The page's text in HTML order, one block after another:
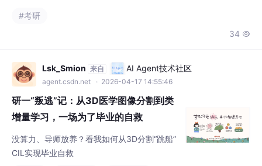
统，了解了连续存储，连续存储里的大块连续还有伙伴系统，还有
页式系统，可以不连续，还有二级页表，是记录页表的页表。今天
来的系数才符合特征值，然后是正定之类的概念。
#考研
34 
Lsk_Smion 来自 AI Agent技术社区
agent.csdn.net · 2026-04-17 14:55:46
研一“叛逃”记：从3D医学图像分割到类
增量学习，一场为了毕业的自救
没算力、导师放养？看我如何从3D分割“跳船”
CIL实现毕业自救